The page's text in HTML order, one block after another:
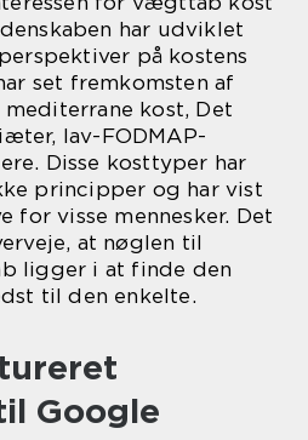
har udviklet
på kostens
set fremkomsten af
kost, Det
lav-FODMAP-
Disse kosttyper har
principper og har vist
visse mennesker. Det
at nøglen til
ligger i at finde den
til den enkelte.
Google